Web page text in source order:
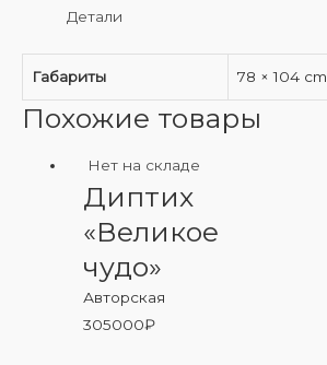
Детали
Габариты 78 × 104 cm
Похожие товары
Нет на складе
Диптих
«Великое
чудо»
Авторская
305000₽